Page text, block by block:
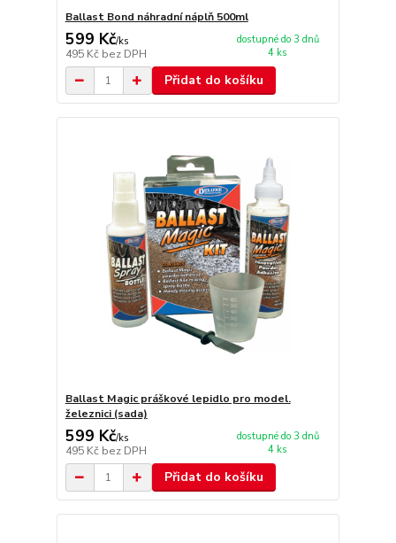
Ballast Bond náhradní náplň 500ml
599 Kč/ks
495 Kč bez DPH
dostupné do 3 dnů
4 ks
Přidat do košíku
Ballast Magic práškové lepidlo pro model.
železnici (sada)
599 Kč/ks
495 Kč bez DPH
dostupné do 3 dnů
4 ks
Přidat do košíku